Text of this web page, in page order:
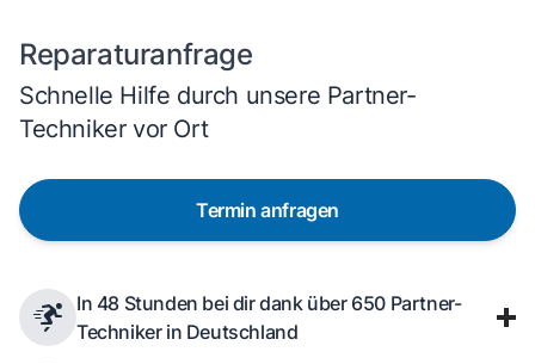
Reparaturanfrage
Schnelle Hilfe durch unsere Partner-
Techniker vor Ort
Termin anfragen
In 48 Stunden bei dir dank über 650 Partner-
Techniker in Deutschland